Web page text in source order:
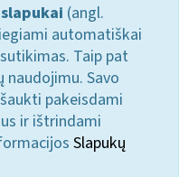
(angl.
automatiškai
Taip pat
Savo
pakeisdami
ir ištrindami
Slapukų